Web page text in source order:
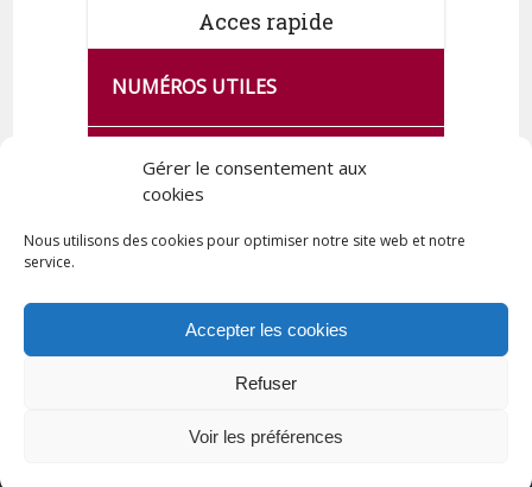
Gérer le consentement aux
cookies
Nous utilisons des cookies pour optimiser notre site web et notre
service.
Accepter les cookies
Refuser
Voir les préférences
Acces rapide
NUMÉROS UTILES
CA SE PASSE À FRANCE SERVICES
DE QUINGEY
Tous droits réservés © 2023 Commune de Quingey / Création -